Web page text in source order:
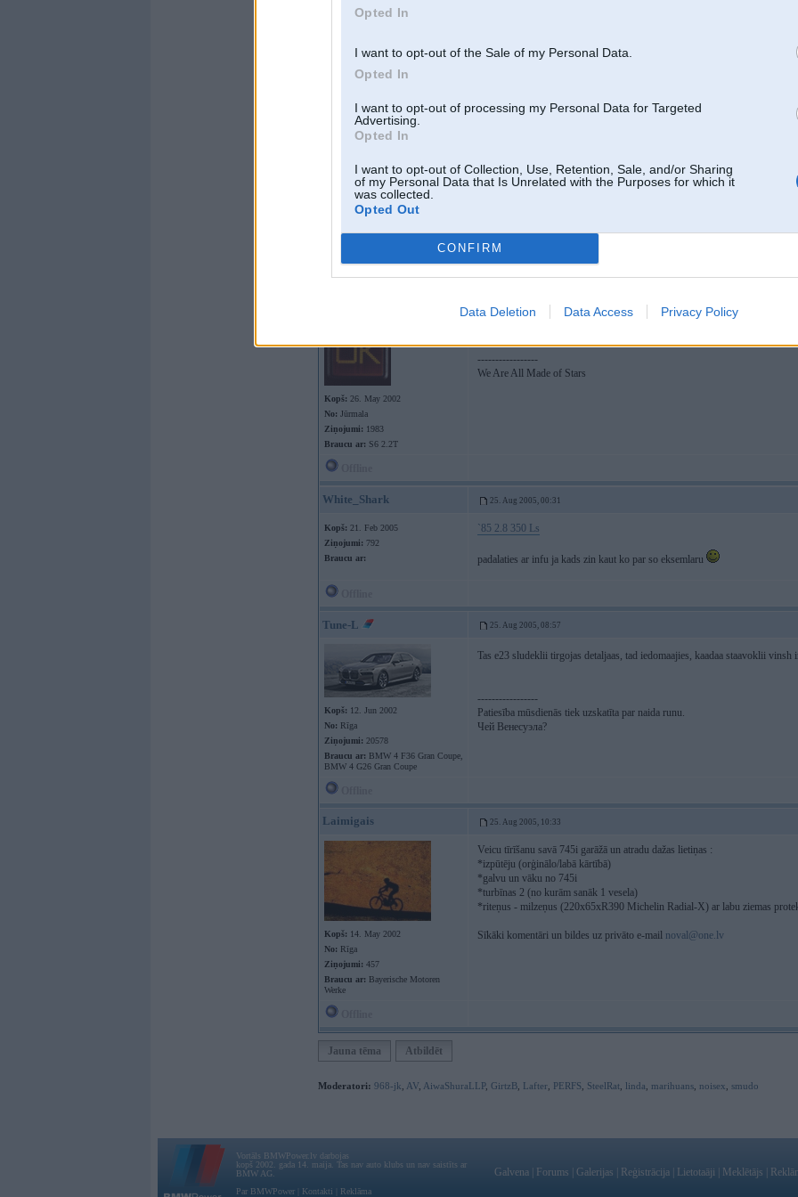
Opted In
I want to opt-out of the Sale of my Personal Data.
Opted In
I want to opt-out of processing my Personal Data for Targeted
Advertising.
Opted In
I want to opt-out of Collection, Use, Retention, Sale, and/or Sharing
of my Personal Data that Is Unrelated with the Purposes for which it
was collected.
Opted Out
CONFIRM
Data Deletion Data Access Privacy Policy
Whazaaa 05. Mar 2005, 22:15
24. Jun 2004
Saulkrasti
-----------------
Logo, vizītkaršu, plakātu, bukletu, flash u.c izveide. vissaldākās cenas.
Kopš: 26. May 2002
No: Jūrmala
Ziņojumi: 1983
Braucu ar: S6 2.2T
-----------------
We Are All Made of Stars
White_Shark 25. Aug 2005, 00:31
Kopš: 21. Feb 2005
Ziņojumi: 792
Braucu ar:
`85 2.8 350 Ls
padalaties ar infu ja kads zin kaut ko par so eksemlaru
Tune-L 25. Aug 2005, 08:57
Kopš: 12. Jun 2002
No: Rīga
Ziņojumi: 20578
Braucu ar: BMW 4 F36 Gran Coupe,
BMW 4 G26 Gran Coupe
Tas e23 sludeklii tirgojas detaljaas, tad iedomaajies, kaadaa staavoklii vinsh
-----------------
Patiesība mūsdienās tiek uzskatīta par naida runu.
Чей Венесуэла?
Laimigais 25. Aug 2005, 10:33
Kopš: 14. May 2002
No: Rīga
Ziņojumi: 457
Braucu ar: Bayerische Motoren
Werke
Veicu tīrīšanu savā 745i garāžā un atradu dažas lietiņas :
*izpūtēju (orģinālo/labā kārtībā)
*galvu un vāku no 745i
*turbīnas 2 (no kurām sanāk 1 vesela)
*riteņus - milzeņus (220x65xR390 Michelin Radial-X) ar labu ziemas
Sīkāki komentāri un bildes uz privāto e-mail noval@one.lv
Jauna tēma Atbildēt
Moderatori: 968-jk AV AiwaShuraLLP, GirtzB Lafter PERFS SteelRat linda marihuans noisex smudo
Vortāls BMWPower.lv darbojas
kopš 2002. gada 14. maija. Tas nav auto klubs un nav saistīts ar
BMW AG.
Par BMWPower
Kontakti Reklāma
Galvena Forums Galerijas Reģistrācija Lietotaāji Meklētājs